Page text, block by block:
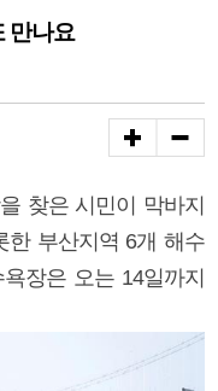
만나요
찾은 시민이 막바지
한 부산지역 6개 해수
장은 오는 14일까지